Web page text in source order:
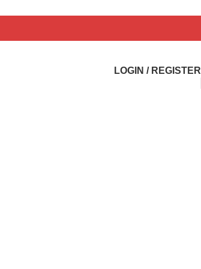
LOGIN / REGISTER